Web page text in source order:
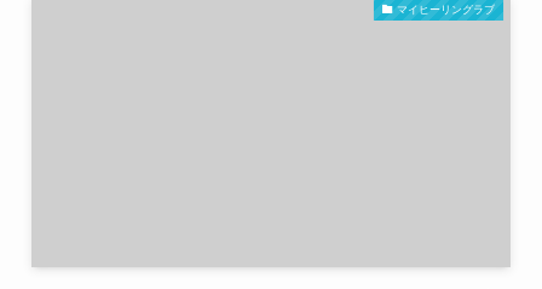
マイヒーリングラブ